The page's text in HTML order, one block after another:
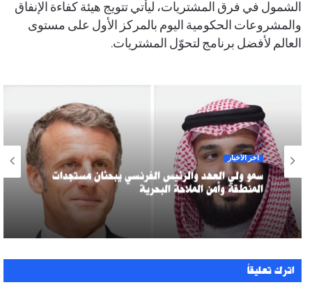
الشمول في فرق المشتريات، ليأتي تتويج هيئة كفاءة الإنفاق
والمشروعات الحكومية اليوم بالمركز الأول على مستوى
العالم لأفضل برنامج لتحوّل المشتريات.
آخر الأخبار
سمو ولي العهد والرئيس الفرنسي يبحثان مستجدات
المنطقة وأمن الملاحة البحرية
اترك تعليقاً